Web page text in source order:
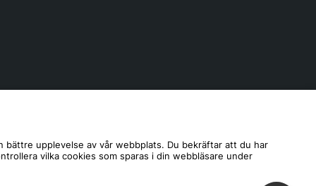
upplevelse av vår webbplats. Du bekräftar att du har
vilka cookies som sparas i din webbläsare under